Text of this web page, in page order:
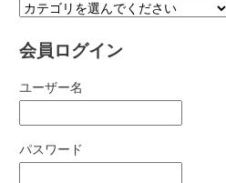
会員ログイン
ユーザー名
パスワード